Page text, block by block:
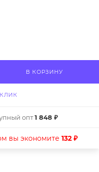
В КОРЗИНУ
опт1 848 ₽
вы экономите 132 ₽